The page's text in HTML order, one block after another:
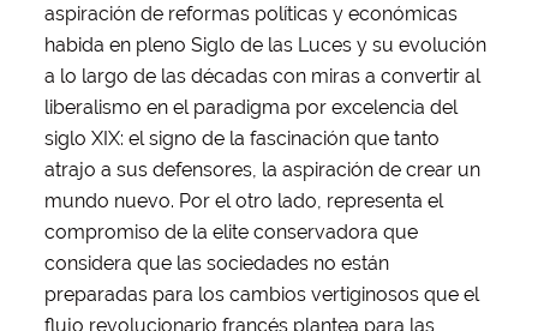
aspiración de reformas políticas y económicas
habida en pleno Siglo de las Luces y su evolución
a lo largo de las décadas con miras a convertir al
liberalismo en el paradigma por excelencia del
siglo XIX: el signo de la fascinación que tanto
atrajo a sus defensores, la aspiración de crear un
mundo nuevo. Por el otro lado, representa el
compromiso de la elite conservadora que
considera que las sociedades no están
preparadas para los cambios vertiginosos que el
flujo revolucionario francés plantea para las